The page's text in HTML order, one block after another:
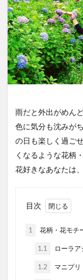
雨だと外出がめん
色に気分も沈みが
の日も楽しく過ご
くなるような花柄
花好きなあなたは
目次
1 花柄・花モチ
1.1 ローラア
1.2 マニプリ